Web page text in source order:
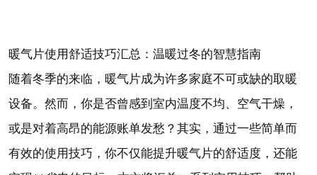
暖气片使用舒适技巧汇总：温暖过冬的智慧指南
随着冬季的来临，暖气片成为许多家庭不可或缺的取暖
设备。然而，你是否曾感到室内温度不均、空气干燥，
或是对着高昂的能源账单发愁？其实，通过一些简单而
有效的使用技巧，你不仅能提升暖气片的舒适度，还能